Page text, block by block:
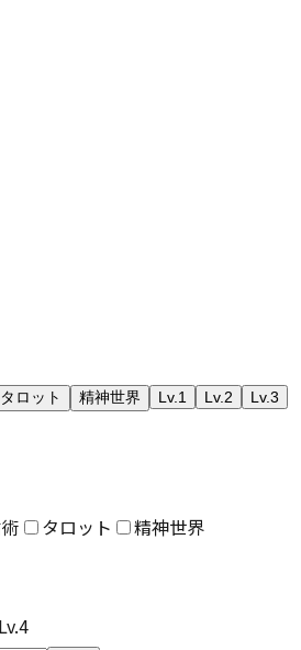
タロット 精神世界 Lv.1 Lv.2
Lv.3
タロット
精神世界
Lv.4